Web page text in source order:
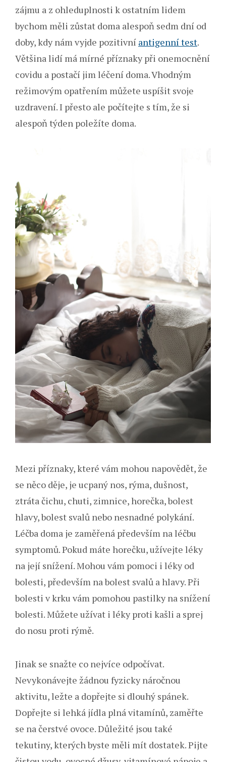
zájmu a z ohleduplnosti k ostatním lidem
bychom měli zůstat doma alespoň sedm dní od
doby, kdy nám vyjde pozitivní antigenní test.
Většina lidí má mírné příznaky při onemocnění
covidu a postačí jim léčení doma. Vhodným
režimovým opatřením můžete uspíšit svoje
uzdravení. I přesto ale počítejte s tím, že si
alespoň týden poležíte doma.
Mezi příznaky, které vám mohou napovědět, že
se něco děje, je ucpaný nos, rýma, dušnost,
ztráta čichu, chuti, zimnice, horečka, bolest
hlavy, bolest svalů nebo nesnadné polykání.
Léčba doma je zaměřená především na léčbu
symptomů. Pokud máte horečku, užívejte léky
na její snížení. Mohou vám pomoci i léky od
bolesti, především na bolest svalů a hlavy. Při
bolesti v krku vám pomohou pastilky na snížení
bolesti. Můžete užívat i léky proti kašli a sprej
do nosu proti rýmě.
Jinak se snažte co nejvíce odpočívat.
Nevykonávejte žádnou fyzicky náročnou
aktivitu, ležte a dopřejte si dlouhý spánek.
Dopřejte si lehká jídla plná vitamínů, zaměřte
se na čerstvé ovoce. Důležité jsou také
tekutiny, kterých byste měli mít dostatek. Pijte